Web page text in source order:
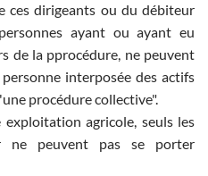
ces dirigeants ou du débiteur
ayant ou ayant eu
de la pprocédure, ne peuvent
interposée des actifs
procédure collective".
exploitation agricole, seuls les
ne peuvent pas se porter